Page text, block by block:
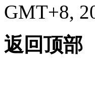
GMT+8,
返回顶部